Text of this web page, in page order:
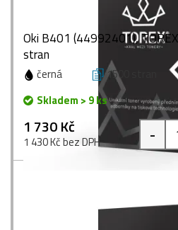
Oki B401 (44992401),
stran
černá 1500 stran
Skladem > 9 ks
1 730 Kč
1 430 Kč bez DPH -